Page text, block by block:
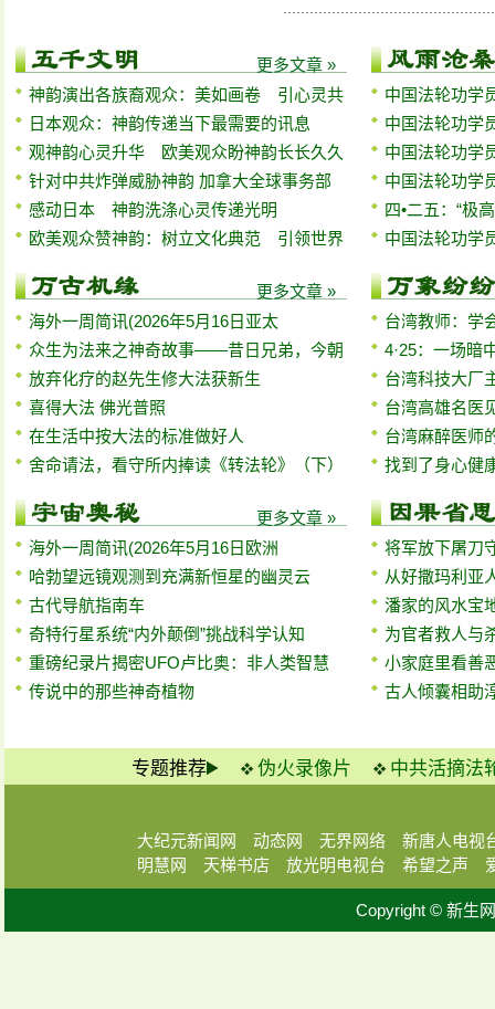
更多文章 »
神韵演出各族裔观众：美如画卷 引心灵共
日本观众：神韵传递当下最需要的讯息
观神韵心灵升华 欧美观众盼神韵长长久久
针对中共炸弹威胁神韵 加拿大全球事务部
感动日本 神韵洗涤心灵传递光明
欧美观众赞神韵：树立文化典范 引领世界
更多文章 »
海外一周简讯(2026年5月16日亚太
众生为法来之神奇故事——昔日兄弟，今朝
放弃化疗的赵先生修大法获新生
喜得大法 佛光普照
在生活中按大法的标准做好人
舍命请法，看守所内捧读《转法轮》（下）
更多文章 »
海外一周简讯(2026年5月16日欧洲
哈勃望远镜观测到充满新恒星的幽灵云
古代导航指南车
奇特行星系统“内外颠倒”挑战科学认知
重磅纪录片揭密UFO卢比奥：非人类智慧
传说中的那些神奇植物
中国法轮功学
中国法轮功学
中国法轮功学
中国法轮功学
四•二五：“极
中国法轮功学
台湾教师：学
4·25：一场暗
台湾科技大厂
台湾高雄名医
台湾麻醉医师
找到了身心健
将军放下屠刀
从好撒玛利亚
潘家的风水宝
为官者救人与
小家庭里看善
古人倾囊相助
专题推荐 伪火录像片 中共活摘法
大纪元新闻网 动态网 无界网络
新唐人电视
明慧网
天梯书店 放光明电视台 希望之声
Copyright © 新生